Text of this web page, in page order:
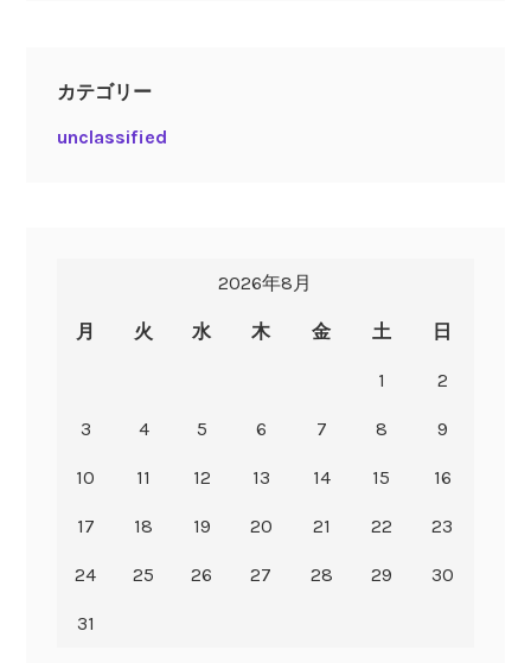
カテゴリー
unclassified
2026年8月
月 火 水 木 金 土 日
1 2
3 4 5 6 7 8 9
10 11 12 13 14 15 16
17 18 19 20 21 22 23
24 25 26 27 28 29 30
31